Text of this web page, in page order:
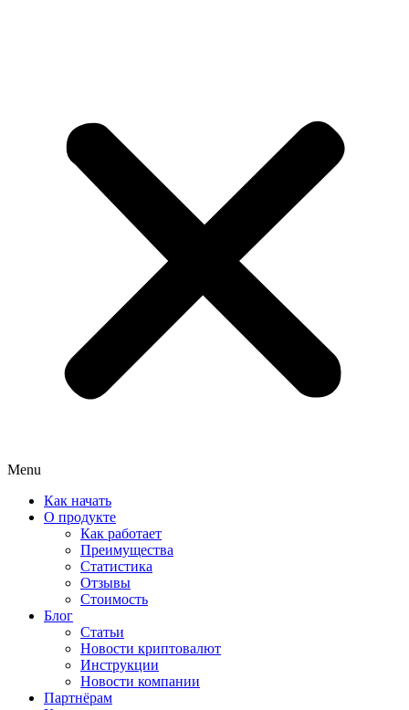
Menu
Как начать
О продукте
Как работает
Преимущества
Статистика
Отзывы
Стоимость
Блог
Статьи
Новости криптовалют
Инструкции
Новости компании
Партнёрам